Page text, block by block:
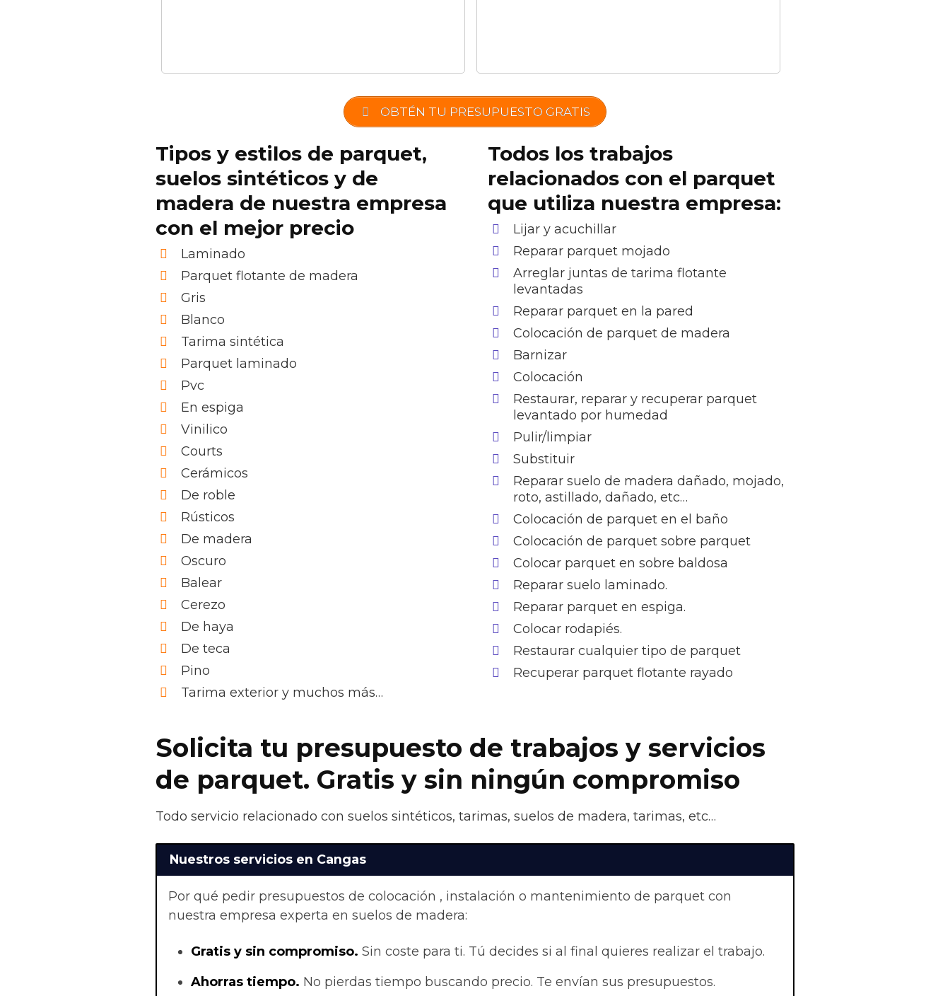
OBTÉN TU PRESUPUESTO GRATIS
Tipos y estilos de parquet,
suelos sintéticos y de
madera de nuestra empresa
con el mejor precio
Laminado
Parquet flotante de madera
Gris
Blanco
Tarima sintética
Parquet laminado
Pvc
En espiga
Vinilico
Courts
Cerámicos
De roble
Rústicos
De madera
Oscuro
Balear
Cerezo
De haya
De teca
Pino
Tarima exterior y muchos más…
Todos los trabajos
relacionados con el parquet
que utiliza nuestra empresa:
Lijar y acuchillar
Reparar parquet mojado
Arreglar juntas de tarima flotante
levantadas
Reparar parquet en la pared
Colocación de parquet de madera
Barnizar
Colocación
Restaurar, reparar y recuperar parquet
levantado por humedad
Pulir/limpiar
Substituir
Reparar suelo de madera dañado, mojado,
roto, astillado, dañado, etc…
Colocación de parquet en el baño
Colocación de parquet sobre parquet
Colocar parquet en sobre baldosa
Reparar suelo laminado.
Reparar parquet en espiga.
Colocar rodapiés.
Restaurar cualquier tipo de parquet
Recuperar parquet flotante rayado
Solicita tu presupuesto de trabajos y servicios
de parquet. Gratis y sin ningún compromiso
Todo servicio relacionado con suelos sintéticos, tarimas, suelos de madera, tarimas, etc…
Nuestros servicios en Cangas
Por qué pedir presupuestos de colocación , instalación o mantenimiento de parquet con
nuestra empresa experta en suelos de madera:
Gratis y sin compromiso. Sin coste para ti. Tú decides si al final quieres realizar el trabajo.
Ahorras tiempo. No pierdas tiempo buscando precio. Te envían sus presupuestos.